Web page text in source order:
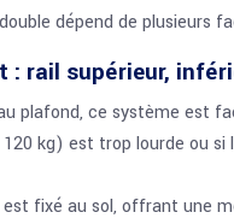
dépend de
: rail supérieur,
plafond, ce système est
kg) est trop lourde ou
est fixé au sol, offrant une